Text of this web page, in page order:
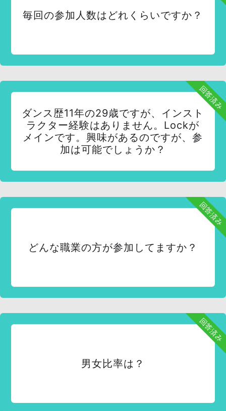
毎回の参加人数はどれくらいですか？
回答済み
ダンス歴11年の29歳ですが、インスト
ラクター経験はありません。Lockが
メインです。興味があるのですが、参
加は可能でしょうか？
回答済み
どんな職業の方が参加してますか？
回答済み
男女比率は？